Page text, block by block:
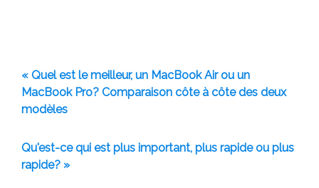
« Quel est le meilleur, un MacBook Air ou un
MacBook Pro? Comparaison côte à côte des deux
modèles
Qu'est-ce qui est plus important, plus rapide ou plus
rapide? »